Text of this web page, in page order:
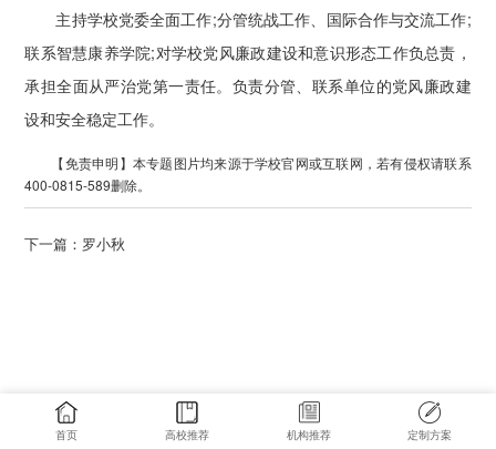
主持学校党委全面工作;分管统战工作、国际合作与交流工作;
联系智慧康养学院;对学校党风廉政建设和意识形态工作负总责，
承担全面从严治党第一责任。负责分管、联系单位的党风廉政建
设和安全稳定工作。
【免责申明】本专题图片均来源于学校官网或互联网，若有侵权请联系
400-0815-589删除。
下一篇： 罗小秋
首页 高校推荐 机构推荐 定制方案